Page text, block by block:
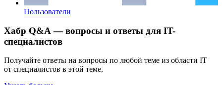
Пользователи
Хабр Q&A — вопросы и ответы для IT-
специалистов
Получайте ответы на вопросы по любой теме из области IT
от специалистов в этой теме.